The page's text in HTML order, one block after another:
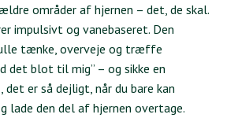
områder af hjernen – det, de skal.
impulsivt og vanebaseret. Den
tænke, overveje og træffe
det blot til mig” – og sikke en
er så dejligt, når du bare kan
lade den del af hjernen overtage.